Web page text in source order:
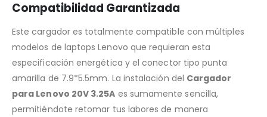
Compatibilidad Garantizada
Este cargador es totalmente compatible con múltiples
modelos de laptops Lenovo que requieran esta
especificación energética y el conector tipo punta
amarilla de 7.9*5.5mm. La instalación del Cargador
para Lenovo 20V 3.25A es sumamente sencilla,
permitiéndote retomar tus labores de manera